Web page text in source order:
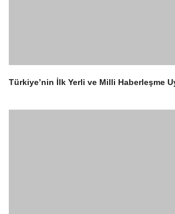
Türkiye’nin İlk Yerli ve Milli Haberleşme